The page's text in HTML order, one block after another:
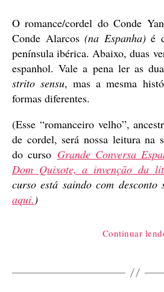
O romance/cordel do Conde
Conde Alarcos (na Espanha)é
península ibérica. Abaixo, duas
espanhol. Vale a pena ler as
strito sensu, mas a mesma
formas diferentes.
(Esse “romanceiro velho”,
de cordel, será nossa leitura na
do curso Grande Conversa
Dom Quixote, a invenção da
curso está saindo com desconto
aqui.)
Continuar